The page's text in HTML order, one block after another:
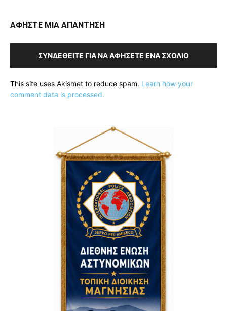
ΑΦΗΣΤΕ ΜΙΑ ΑΠΑΝΤΗΣΗ
ΣΥΝΔΕΘΕΊΤΕ ΓΙΑ ΝΑ ΑΦΉΣΕΤΕ ΈΝΑ ΣΧΌΛΙΟ
This site uses Akismet to reduce spam. Learn how your
comment data is processed.